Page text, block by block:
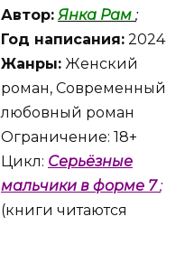
Автор: Янка Рам ;
Год написания: 2024
Жанры: Женский
роман, Современный
любовный роман
Ограничение: 18+
Цикл: Серьёзные
мальчики в форме 7;
(книги читаются